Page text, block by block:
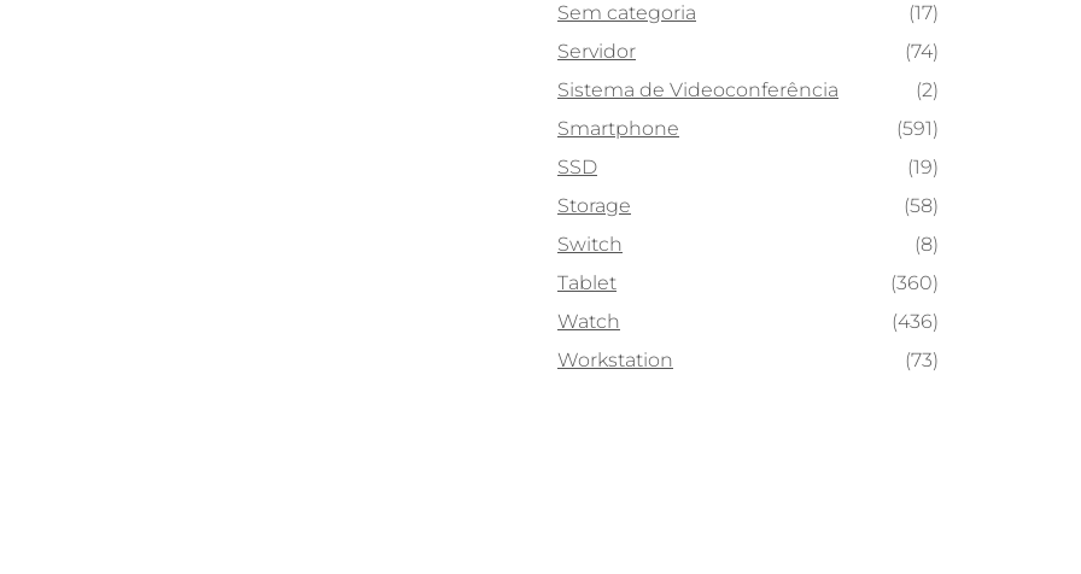
Sem categoria
(17)
Servidor
(74)
Sistema de Videoconferência
(2)
Smartphone
(591)
SSD
(19)
Storage
(58)
Switch
(8)
Tablet
(360)
Watch
(436)
Workstation
(73)